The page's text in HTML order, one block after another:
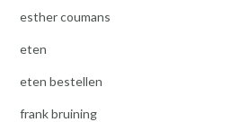
esther coumans
eten
eten bestellen
frank bruining